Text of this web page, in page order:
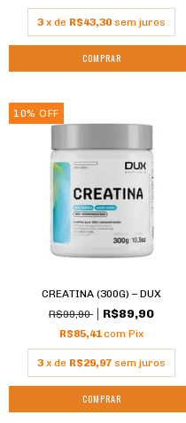
3 x de R$43,30 sem juros
COMPRAR
10% OFF
CREATINA (300G) – DUX
R$99,90
R$89,90
R$85,41com Pix
3 x de R$29,97 sem juros